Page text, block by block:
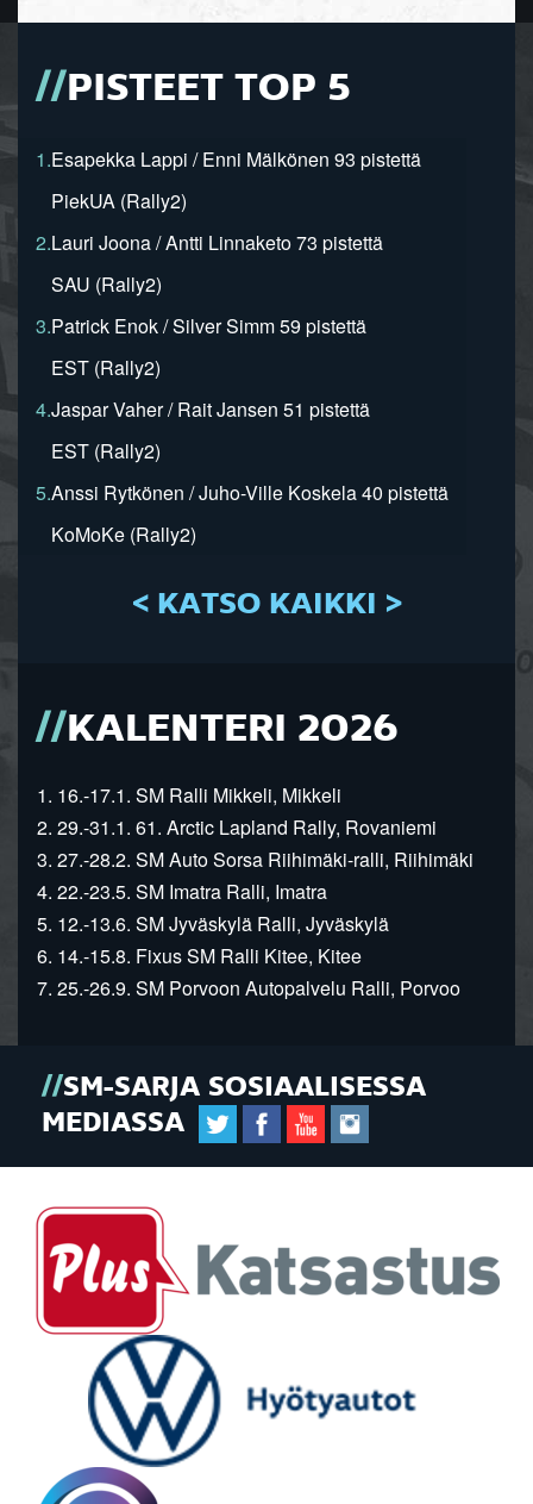
PISTEET TOP 5
1.Esapekka Lappi / Enni Mälkönen 93 pistettä
PiekUA (Rally2)
2.Lauri Joona / Antti Linnaketo 73 pistettä
SAU (Rally2)
3.Patrick Enok / Silver Simm 59 pistettä
EST (Rally2)
4.Jaspar Vaher / Rait Jansen 51 pistettä
EST (Rally2)
5.Anssi Rytkönen / Juho-Ville Koskela 40 pistettä
KoMoKe (Rally2)
< KATSO KAIKKI >
KALENTERI 2026
1. 16.-17.1. SM Ralli Mikkeli, Mikkeli
2. 29.-31.1. 61. Arctic Lapland Rally, Rovaniemi
3. 27.-28.2. SM Auto Sorsa Riihimäki-ralli, Riihimäki
4. 22.-23.5. SM Imatra Ralli, Imatra
5. 12.-13.6. SM Jyväskylä Ralli, Jyväskylä
6. 14.-15.8. Fixus SM Ralli Kitee, Kitee
7. 25.-26.9. SM Porvoon Autopalvelu Ralli, Porvoo
SM-SARJA SOSIAALISESSA
MEDIASSA